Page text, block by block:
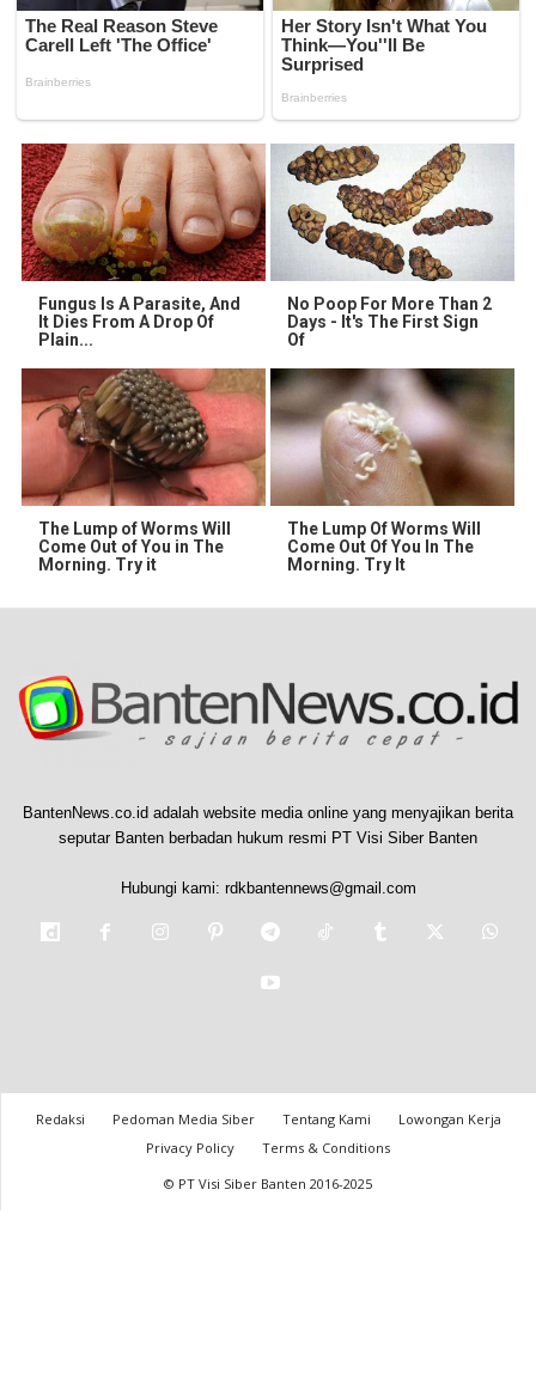
Fungus Is A Parasite, And
It Dies From A Drop Of
Plain...
No Poop For More Than 2
Days - It's The First Sign
Of
The Lump of Worms Will
Come Out of You in The
Morning. Try it
The Lump Of Worms Will
Come Out Of You In The
Morning. Try It
BantenNews.co.id adalah website media online yang menyajikan berita
seputar Banten berbadan hukum resmi PT Visi Siber Banten
Hubungi kami: rdkbantennews@gmail.com
Redaksi Pedoman Media Siber Tentang Kami
Lowongan Kerja
Privacy Policy
Terms & Conditions
© PT Visi Siber Banten 2016-2025